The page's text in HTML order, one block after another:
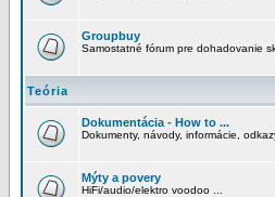
Groupbuy
Samostatné fórum pre dohadovanie
Teória
Dokumentácia - How to ...
Dokumenty, návody, informácie,
Mýty a povery
HiFi/audio/elektro voodoo ...